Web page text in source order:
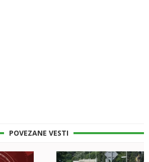
POVEZANE VESTI